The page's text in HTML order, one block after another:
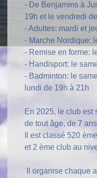
- De Benjamins à
19h et le vendredi
- Adultes: mardi et
- Marche Nordique:
- Remise en forme:
- Handisport: le
- Badminton: le
lundi de 19h à 21h
En 2025, le club est
de tout âge, de 7
Il est classé 520
et 2 ème club au
Il organise chaque